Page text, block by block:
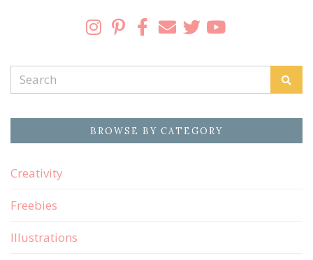
Search
for:
BROWSE BY CATEGORY
Creativity
Freebies
Illustrations